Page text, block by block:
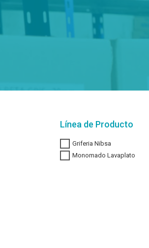
Línea de Producto
Griferia Nibsa
Monomado Lavaplato